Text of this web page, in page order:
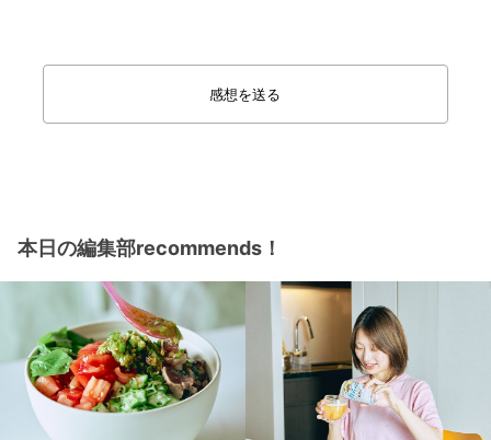
感想を送る
本日の編集部recommends！